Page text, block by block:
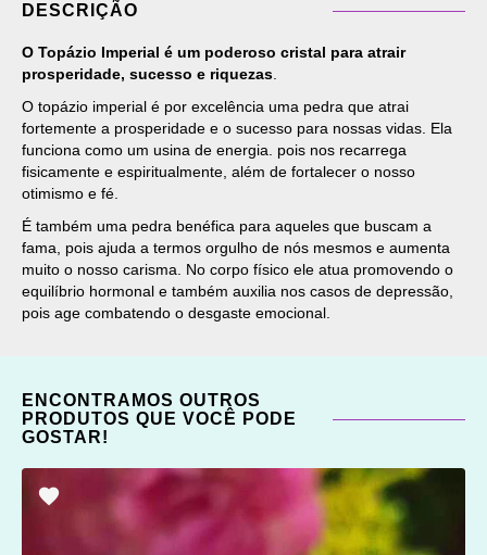
DESCRIÇÃO
O Topázio Imperial é um poderoso cristal para atrair
prosperidade, sucesso e riquezas
O topázio imperial é por excelência uma pedra que atrai
fortemente a prosperidade e o sucesso para nossas vidas. Ela
funciona como um usina de energia. pois nos recarrega
fisicamente e espiritualmente, além de fortalecer o nosso
otimismo e fé.
É também uma pedra benéfica para aqueles que buscam a
fama, pois ajuda a termos orgulho de nós mesmos e aumenta
muito o nosso carisma. No corpo físico ele atua promovendo o
equilíbrio hormonal e também auxilia nos casos de depressão,
pois age combatendo o desgaste emocional.
ENCONTRAMOS OUTROS
PRODUTOS QUE VOCÊ PODE
GOSTAR!